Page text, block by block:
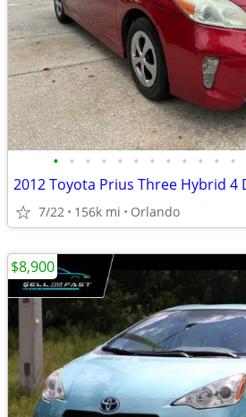
• • • • • • • • • • • •
7/22 156k mi Orlando
$8,900